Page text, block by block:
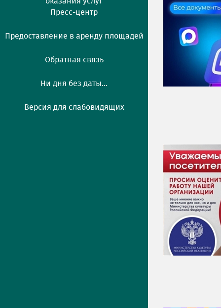
Пресс-центр
Предоставление в аренду площадей
Обратная связь
Ни дня без даты...
Версия для слабовидящих